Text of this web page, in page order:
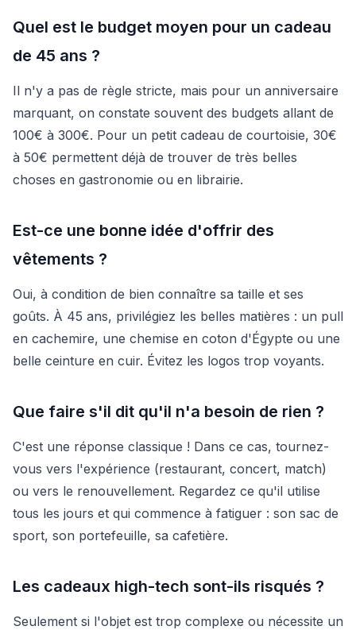
Quel est le budget moyen pour un cadeau
de 45 ans ?
Il n'y a pas de règle stricte, mais pour un anniversaire
marquant, on constate souvent des budgets allant de
100€ à 300€. Pour un petit cadeau de courtoisie, 30€
à 50€ permettent déjà de trouver de très belles
choses en gastronomie ou en librairie.
Est-ce une bonne idée d'offrir des
vêtements ?
Oui, à condition de bien connaître sa taille et ses
goûts. À 45 ans, privilégiez les belles matières : un pull
en cachemire, une chemise en coton d'Égypte ou une
belle ceinture en cuir. Évitez les logos trop voyants.
Que faire s'il dit qu'il n'a besoin de rien ?
C'est une réponse classique ! Dans ce cas, tournez-
vous vers l'expérience (restaurant, concert, match)
ou vers le renouvellement. Regardez ce qu'il utilise
tous les jours et qui commence à fatiguer : son sac de
sport, son portefeuille, sa cafetière.
Les cadeaux high-tech sont-ils risqués ?
Seulement si l'objet est trop complexe ou nécessite un